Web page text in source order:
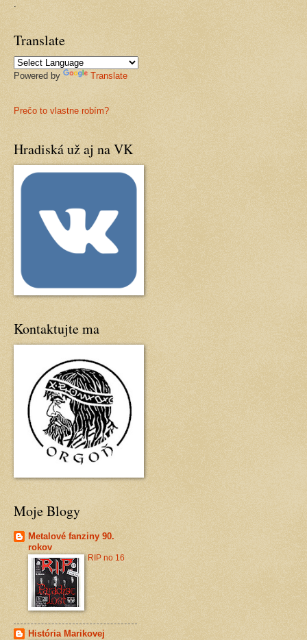
Translate
Powered by Translate
Prečo to vlastne robím?
Hradiská už aj na VK
Kontaktujte ma
Moje Blogy
Metalové fanziny 90.
rokov
RIP no 16
História Marikovej